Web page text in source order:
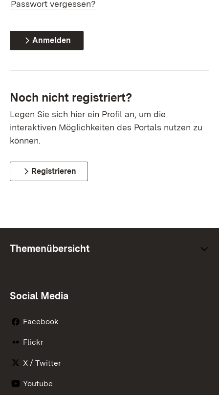
Passwort vergessen?
Anmelden
Noch nicht registriert?
Legen Sie sich hier ein Profil an, um die
interaktiven Möglichkeiten des Portals nutzen zu
können.
Registrieren
Themenübersicht
Social Media
Facebook
Flickr
X / Twitter
Youtube